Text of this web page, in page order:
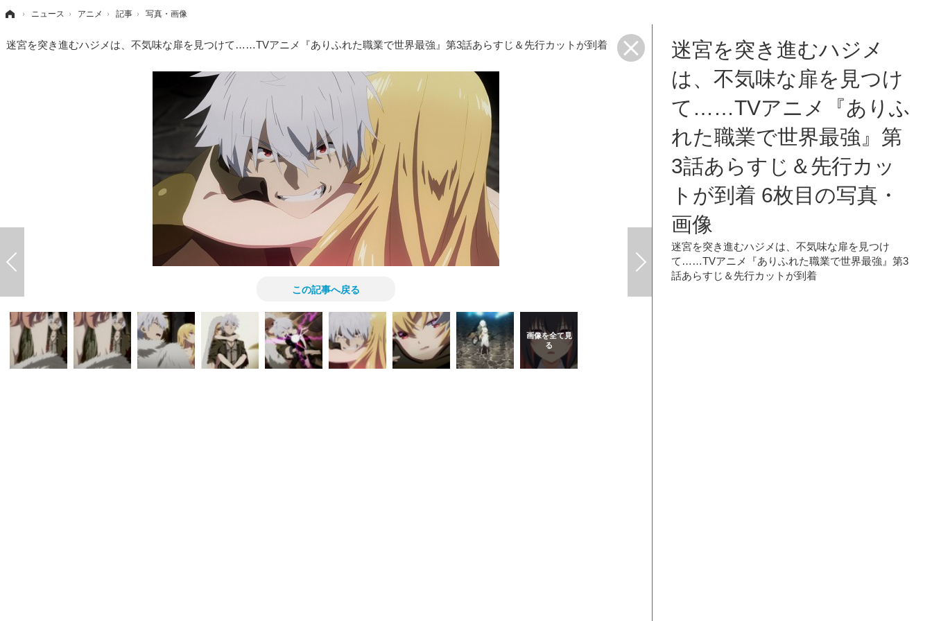
› ニュース › アニメ › 記事 › 写真・画像
迷宮を突き進むハジメは、不気味な扉を見つけて……TVアニメ『ありふれた職業で世界最強』第3話あらすじ＆先行カットが到着
この記事へ戻る
迷宮を突き進むハジメ
は、不気味な扉を見つけ
て……TVアニメ『ありふ
れた職業で世界最強』第
3話あらすじ＆先行カッ
トが到着 6枚目の写真・
画像
迷宮を突き進むハジメは、不気味な扉を見つけ
て……TVアニメ『ありふれた職業で世界最強』第3
話あらすじ＆先行カットが到着